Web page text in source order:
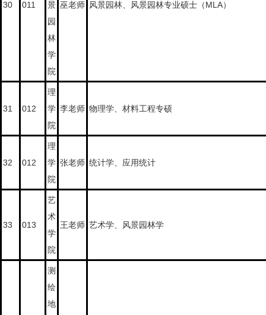
30 011
景
园
林
学
院
巫老师 风景园林、风景园林专业硕士（MLA）
31 012
理
学
院
李老师 物理学、材料工程专硕
32 012
理
学
院
张老师 统计学、应用统计
33 013
艺
术
学
院
王老师 艺术学、风景园林学
测
绘
地